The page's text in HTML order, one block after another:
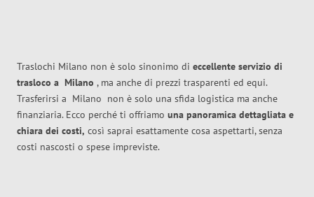
Traslochi Milano non è solo sinonimo di eccellente servizio di
trasloco a Milano , ma anche di prezzi trasparenti ed equi.
Trasferirsi a Milano non è solo una sfida logistica ma anche
finanziaria. Ecco perché ti offriamo una panoramica dettagliata e
chiara dei costi, così saprai esattamente cosa aspettarti, senza
costi nascosti o spese impreviste.